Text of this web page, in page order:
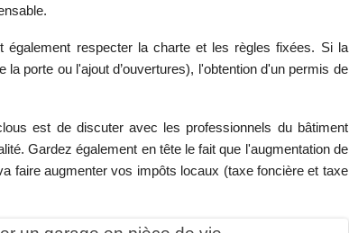
respecter la charte et les règles fixées. Si la
porte ou l'ajout d’ouvertures), l'obtention d'un permis de
est de discuter avec les professionnels du bâtiment
Gardez également en tête le fait que l'augmentation de
faire augmenter vos impôts locaux (taxe foncière et taxe